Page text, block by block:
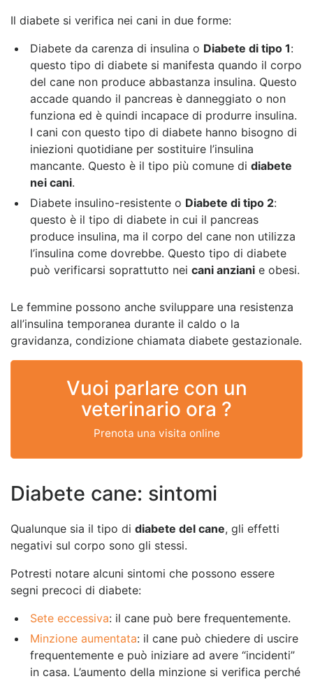
Il diabete si verifica nei cani in due forme:
Diabete da carenza di insulina o Diabete di tipo 1:
questo tipo di diabete si manifesta quando il corpo
del cane non produce abbastanza insulina. Questo
accade quando il pancreas è danneggiato o non
funziona ed è quindi incapace di produrre insulina.
I cani con questo tipo di diabete hanno bisogno di
iniezioni quotidiane per sostituire l’insulina
mancante. Questo è il tipo più comune di diabete
nei cani.
Diabete insulino-resistente o Diabete di tipo 2:
questo è il tipo di diabete in cui il pancreas
produce insulina, ma il corpo del cane non utilizza
l’insulina come dovrebbe. Questo tipo di diabete
può verificarsi soprattutto nei cani anziani e obesi.
Le femmine possono anche sviluppare una resistenza
all’insulina temporanea durante il caldo o la
gravidanza, condizione chiamata diabete gestazionale.
Vuoi parlare con un
veterinario ora ?
Prenota una visita online
Diabete cane: sintomi
Qualunque sia il tipo di diabete del cane, gli effetti
negativi sul corpo sono gli stessi.
Potresti notare alcuni sintomi che possono essere
segni precoci di diabete:
Sete eccessiva: il cane può bere frequentemente.
Minzione aumentata: il cane può chiedere di uscire
frequentemente e può iniziare ad avere “incidenti”
in casa. L’aumento della minzione si verifica perché